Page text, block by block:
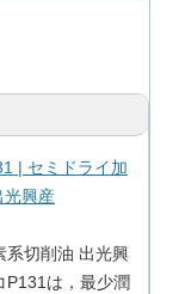
| セミドライ加
光興産
系切削油 出光興
P131は，最少潤